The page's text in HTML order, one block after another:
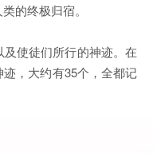
的终极归宿。
使徒们所行的神迹。在
，大约有35个，全都记